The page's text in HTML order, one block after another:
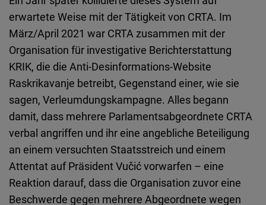
erwartete Weise mit der Tätigkeit von CRTA. Im
März/April 2021 war CRTA zusammen mit der
Organisation für investigative Berichterstattung
KRIK, die die Anti-Desinformations-Website
Raskrikavanje betreibt, Gegenstand einer, wie sie
sagen, Verleumdungskampagne. Alles begann
damit, dass mehrere Parlamentsabgeordnete CRTA
verbal angriffen und ihr eine angebliche Beteiligung
an einem versuchten Staatsstreich und einem
Attentat auf Präsident Vučić vorwarfen – eine
Reaktion darauf, dass die Organisation zuvor eine
Beschwerde gegen mehrere Abgeordnete wegen